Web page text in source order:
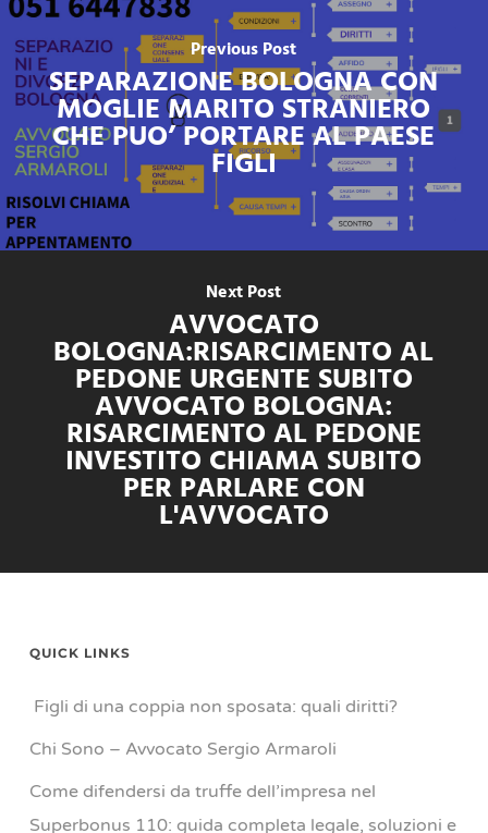
Previous Post
SEPARAZIONE BOLOGNA CON
MOGLIE MARITO STRANIERO
CHE PUO’ PORTARE AL PAESE
FIGLI
Next Post
AVVOCATO
BOLOGNA:RISARCIMENTO AL
PEDONE URGENTE SUBITO
AVVOCATO BOLOGNA:
RISARCIMENTO AL PEDONE
INVESTITO CHIAMA SUBITO
PER PARLARE CON
L'AVVOCATO
QUICK LINKS
Figli di una coppia non sposata: quali diritti?
Chi Sono – Avvocato Sergio Armaroli
Come difendersi da truffe dell’impresa nel
Superbonus 110: guida completa legale, soluzioni e